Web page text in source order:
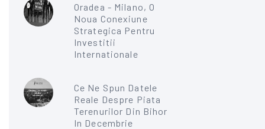
Oradea - Milano, O
Noua Conexiune
Strategica Pentru
Investitii
Internationale
Ce Ne Spun Datele
Reale Despre Piata
Terenurilor Din Bihor
In Decembrie